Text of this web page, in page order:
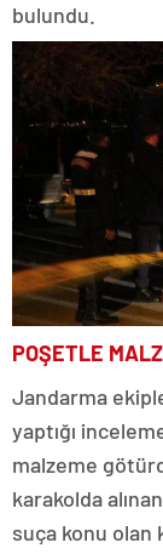
bulundu.
POŞETLE
Jandarma
yaptığı
malzeme
karakolda
suça konu olan